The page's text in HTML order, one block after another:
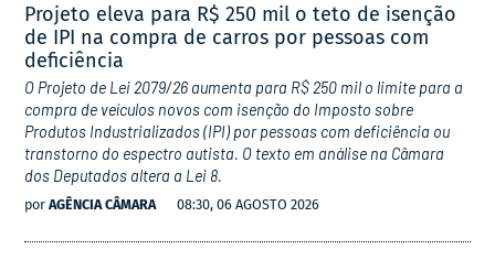
Projeto eleva para R$ 250 mil o teto de isenção
de IPI na compra de carros por pessoas com
deficiência
O Projeto de Lei 2079/26 aumenta para R$ 250 mil o limite para a
compra de veículos novos com isenção do Imposto sobre
Produtos Industrializados (IPI) por pessoas com deficiência ou
transtorno do espectro autista. O texto em análise na Câmara
dos Deputados altera a Lei 8.
por AGÊNCIA CÂMARA 08:30, 06 AGOSTO 2026